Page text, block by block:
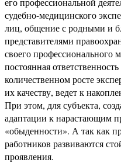
судебно-медицинского
лиц, общение с родными и
представителями
своего профессионального
постоянная
количественном росте
их качеству, ведет к
При этом, для субъекта,
адаптации к нарастающим
«обыденности». А так как
работников развиваются
проявления.